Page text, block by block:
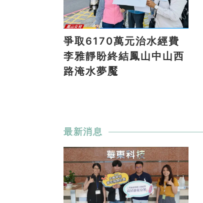
爭取6170萬元治水經費
李雅靜盼終結鳳山中山西
路淹水夢魘
最新消息